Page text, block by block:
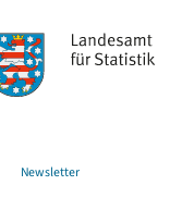
Newsletter